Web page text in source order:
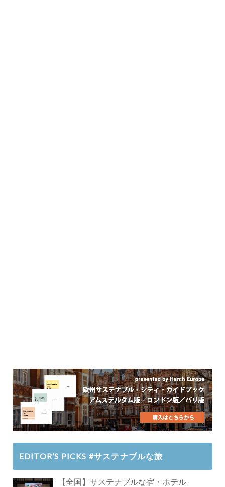
EDITOR’S PICKS #サステナブルな旅
【全国】サステナブルな宿・ホテル